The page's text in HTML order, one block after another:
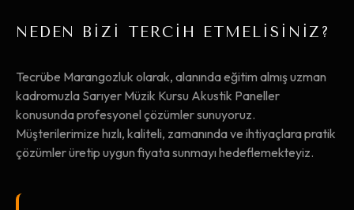
NEDEN BİZİ TERCİH ETMELİSİNİZ?
Tecrübe Marangozluk olarak, alanında eğitim almış uzman
kadromuzla Sarıyer Müzik Kursu Akustik Paneller
konusunda profesyonel çözümler sunuyoruz.
Müşterilerimize hızlı, kaliteli, zamanında ve ihtiyaçlara pratik
çözümler üretip uygun fiyata sunmayı hedeflemekteyiz.